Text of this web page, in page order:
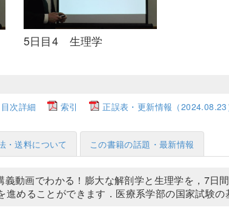
5日目4 生理学
目次詳細 索引 正誤表・更新情報（2024.08.23
・送料について この書籍の話題・最新情報
動画でわかる！膨大な解剖学と生理学を，7日
進めることができます．医療系学部の国家試験の